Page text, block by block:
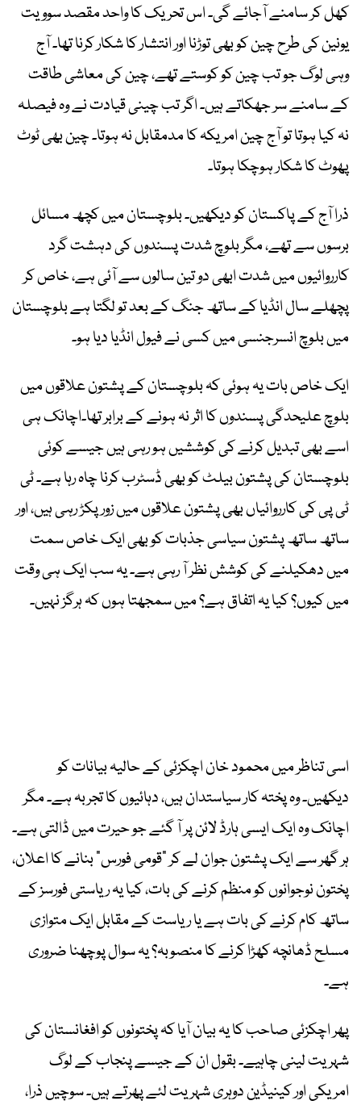
کھل کر سامنے آجائے گی۔ اس تحریک کا واحد مقصد سوویت
یونین کی طرح چین کو بھی توڑنا اور انتشار کا شکار کرنا تھا۔ آج
وہی لوگ جو تب چین کو کوستے تھے، چین کی معاشی طاقت
کے سامنے سر جھکاتے ہیں۔ اگر تب چینی قیادت نے وہ فیصلہ
نہ کیا ہوتا تو آج چین امریکہ کا مدمقابل نہ ہوتا۔ چین بھی ٹوٹ
پھوٹ کا شکار ہوچکا ہوتا۔
ذرا آج کے پاکستان کو دیکھیں۔ بلوچستان میں کچھ مسائل
برسوں سے تھے، مگر بلوچ شدت پسندوں کی دہشت گرد
کارروائیوں میں شدت ابھی دو تین سالوں سے آئی ہے، خاص کر
پچھلے سال انڈیا کے ساتھ جنگ کے بعد تو لگتا ہے بلوچستان
میں بلوچ انسرجنسی میں کسی نے فیول انڈیا دیا ہو۔
ایک خاص بات یہ ہوئی کہ بلوچستان کے پشتون علاقوں میں
بلوچ علیحدگی پسندوں کا اثر نہ ہونے کے برابر تھا۔اچانک ہی
اسے بھی تبدیل کرنے کی کوششیں ہو رہی ہیں جیسے کوئی
بلوچستان کی پشتون بیلٹ کو بھی ڈسٹرب کرنا چاہ رہا ہے۔ ٹی
ٹی پی کی کارروائیاں بھی پشتون علاقوں میں زور پکڑ رہی ہیں، اور
ساتھ ساتھ پشتون سیاسی جذبات کو بھی ایک خاص سمت
میں دھکیلنے کی کوشش نظر آ رہی ہے۔ یہ سب ایک ہی وقت
میں کیوں؟ کیا یہ اتفاق ہے؟ میں سمجھتا ہوں کہ ہرگز نہیں۔
اسی تناظر میں محمود خان اچکزئی کے حالیہ بیانات کو
دیکھیں۔ وہ پختہ کار سیاستدان ہیں، دہائیوں کا تجربہ ہے۔ مگر
اچانک وہ ایک ایسی ہارڈ لائن پر آ گئے جو حیرت میں ڈالتی ہے۔
ہر گھر سے ایک پشتون جوان لے کر “قومی فورس” بنانے کا اعلان،
پختون نوجوانوں کو منظم کرنے کی بات، کیا یہ ریاستی فورسز کے
ساتھ کام کرنے کی بات ہے یا ریاست کے مقابل ایک متوازی
مسلح ڈھانچہ کھڑا کرنے کا منصوبہ؟ یہ سوال پوچھنا ضروری
ہے۔
پھر اچکزئی صاحب کا یہ بیان آیا کہ پختونوں کو افغانستان کی
شہریت لینی چاہیے۔ بقول ان کے جیسے پنجاب کے لوگ
امریکی اور کینیڈین دوہری شہریت لئے پھرتے ہیں۔ سوچیں ذرا،